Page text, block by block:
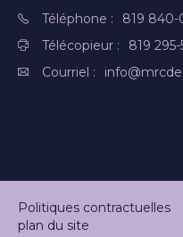
Téléphone :
819
Télécopieur :
819 295-
Courriel :
Politiques contractuelles
plan du site